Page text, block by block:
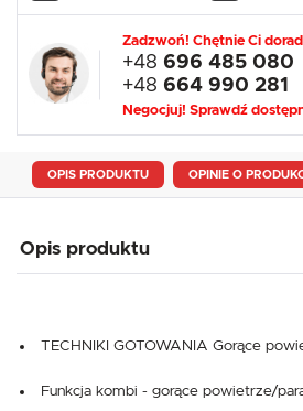
Zadzwoń! Chętnie Ci
+48 696 485 080
+48 664 990 281
Negocjuj! Sprawdź
OPIS PRODUKTU OPINIE O
Opis produktu
TECHNIKI GOTOWANIA Gorące
Funkcja kombi - gorące powietrze/